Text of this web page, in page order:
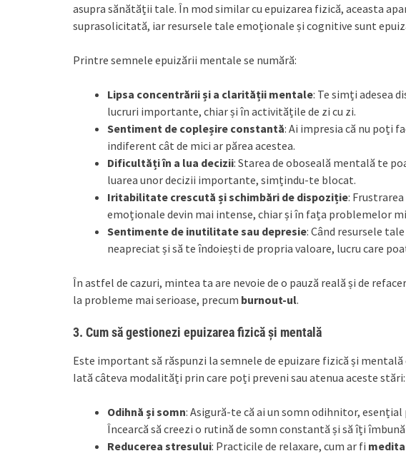
asupra sănătății tale. În mod similar cu epuizarea fizică, aceasta
suprasolicitată, iar resursele tale emoționale și cognitive sunt
Printre semnele epuizării mentale se numără:
Lipsa concentrării și a clarității mentale: Te simți adesea
lucruri importante, chiar și în activitățile de zi cu zi.
Sentiment de copleșire constantă: Ai impresia că nu poți
indiferent cât de mici ar părea acestea.
Dificultăți în a lua decizii: Starea de oboseală mentală te
luarea unor decizii importante, simțindu-te blocat.
Iritabilitate crescută și schimbări de dispoziție:
emoționale devin mai intense, chiar și în fața problemelor
Sentimente de inutilitate sau depresie: Când resursele
neapreciat și să te îndoiești de propria valoare, lucru care
În astfel de cazuri, mintea ta are nevoie de o pauză reală și de
la probleme mai serioase, precum burnout-ul.
3. Cum să gestionezi epuizarea fizică și mentală
Este important să răspunzi la semnele de epuizare fizică și
Iată câteva modalități prin care poți preveni sau atenua aceste stări:
Odihnă și somn: Asigură-te că ai un somn odihnitor,
Încearcă să creezi o rutină de somn constantă și să îți
Reducerea stresului: Practicile de relaxare, cum ar fi